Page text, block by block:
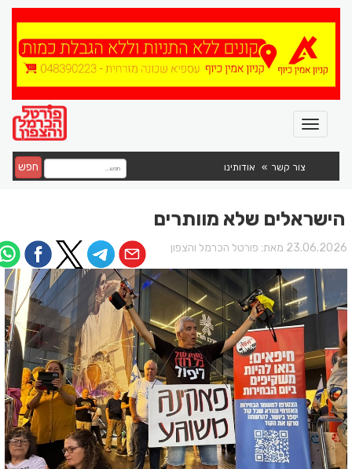
צור קשר אודותינו חפש
הישראלים שלא מוותרים
מאת: פורטל הכרמל והצפון